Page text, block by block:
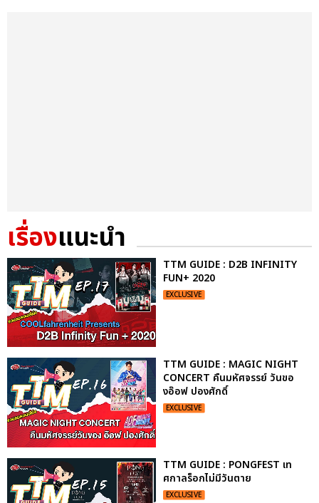
เรื่องแนะนำ
TTM GUIDE : D2B INFINITY
FUN+ 2020
EXCLUSIVE
TTM GUIDE : MAGIC NIGHT
CONCERT คืนมหัศจรรย์ วันขอ
งอ๊อฟ ปองศักดิ์
EXCLUSIVE
TTM GUIDE : PONGFEST เท
ศกาลร็อกไม่มีวันตาย
EXCLUSIVE